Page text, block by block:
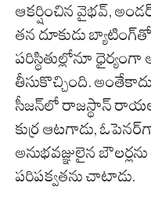
ఆకర్షించిన వైభవ్,
తన దూకుడు
పరిస్థితుల్లోనూ ధైర్యంగా
తీసుకొచ్చింది.
సీజన్‌లో రాజస్థాన్
కుర్ర ఆటగాడు,
అనుభవజ్ఞులైన
పరిపక్వతను చాటాడు.